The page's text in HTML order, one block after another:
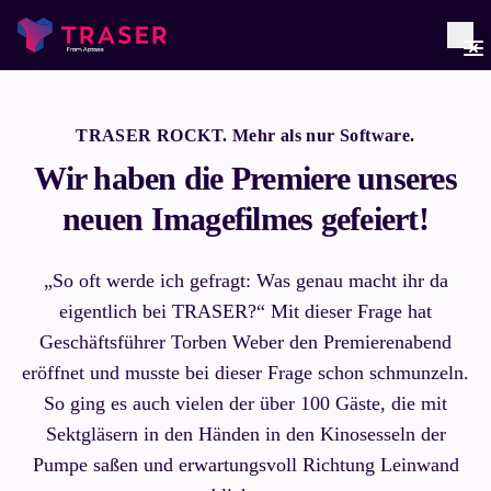
TRASER ROCKT. Mehr als nur Software.
Wir haben die Premiere unseres
neuen Imagefilmes gefeiert!
„So oft werde ich gefragt: Was genau macht ihr da
eigentlich bei TRASER?“ Mit dieser Frage hat
Geschäftsführer Torben Weber den Premierenabend
eröffnet und musste bei dieser Frage schon schmunzeln.
So ging es auch vielen der über 100 Gäste, die mit
Sektgläsern in den Händen in den Kinosesseln der
Pumpe saßen und erwartungsvoll Richtung Leinwand